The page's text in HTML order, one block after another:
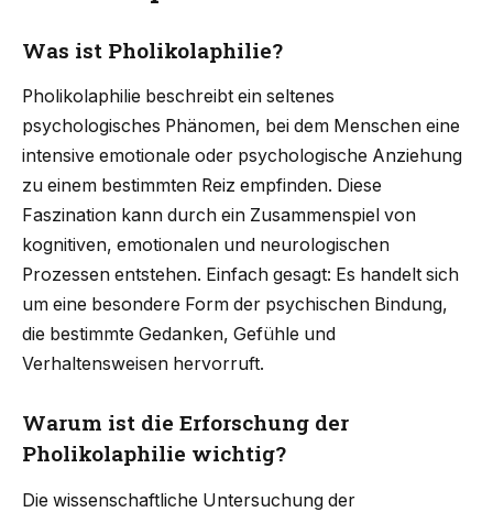
Was ist Pholikolaphilie?
Pholikolaphilie beschreibt ein seltenes
psychologisches Phänomen, bei dem Menschen eine
intensive emotionale oder psychologische Anziehung
zu einem bestimmten Reiz empfinden. Diese
Faszination kann durch ein Zusammenspiel von
kognitiven, emotionalen und neurologischen
Prozessen entstehen. Einfach gesagt: Es handelt sich
um eine besondere Form der psychischen Bindung,
die bestimmte Gedanken, Gefühle und
Verhaltensweisen hervorruft.
Warum ist die Erforschung der
Pholikolaphilie wichtig?
Die wissenschaftliche Untersuchung der